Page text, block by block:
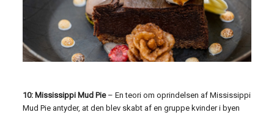
10: Mississippi Mud Pie– En teori om oprindelsen af ​​Mississippi
Mud Pie antyder, at den blev skabt af en gruppe kvinder i byen